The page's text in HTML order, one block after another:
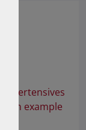
an example